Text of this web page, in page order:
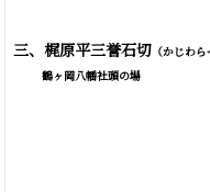
三、梶原平三誉石切（かじわら
鶴ヶ岡八幡社頭の場